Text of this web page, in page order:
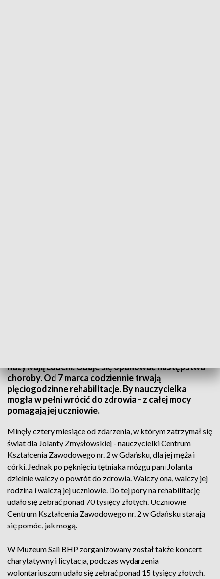
nazywają cudem. Udaje się opanować następstwa
choroby. Od 7 marca codziennie trwają
pięciogodzinne rehabilitacje. By nauczycielka
mogła w pełni wrócić do zdrowia - z całej mocy
pomagają jej uczniowie.
Minęły cztery miesiące od zdarzenia, w którym zatrzymał się
świat dla Jolanty Zmysłowskiej - nauczycielki Centrum
Kształcenia Zawodowego nr. 2 w Gdańsku, dla jej męża i
córki. Jednak po pęknięciu tętniaka mózgu pani Jolanta
dzielnie walczy o powrót do zdrowia. Walczy ona, walczy jej
rodzina i walczą jej uczniowie. Do tej pory na rehabilitację
udało się zebrać ponad 70 tysięcy złotych. Uczniowie
Centrum Kształcenia Zawodowego nr. 2 w Gdańsku starają
się pomóc, jak mogą.
W Muzeum Sali BHP zorganizowany został także koncert
charytatywny i licytacja, podczas wydarzenia
wolontariuszom udało się zebrać ponad 15 tysięcy złotych.